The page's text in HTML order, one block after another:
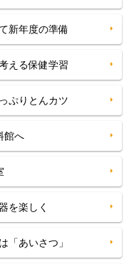
新年度の準備
える保健学習
ぷりとんカツ
館へ
を楽しく
「あいさつ」